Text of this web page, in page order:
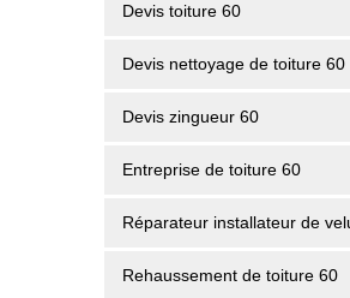
Devis toiture 60
Devis nettoyage de toiture 60
Devis zingueur 60
Entreprise de toiture 60
Réparateur installateur de
Rehaussement de toiture 60